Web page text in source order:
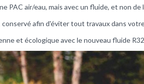
PAC air/eau, mais avec un fluide, et non de
afin d'éviter tout travaux dans
et écologique avec le nouveau fluide